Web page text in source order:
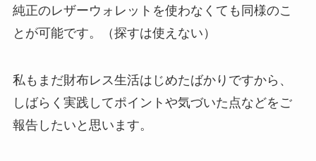
純正のレザーウォレットを使わなくても同様のこ
とが可能です。（探すは使えない）
私もまだ財布レス生活はじめたばかりですから、
しばらく実践してポイントや気づいた点などをご
報告したいと思います。